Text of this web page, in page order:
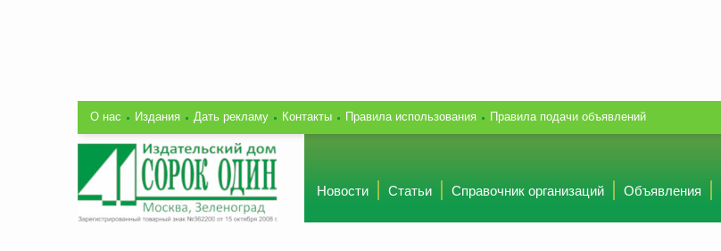
О нас Издания Дать рекламу Контакты Правила использования Правила подачи объявлений
Новости Статьи Справочник организаций Объявления